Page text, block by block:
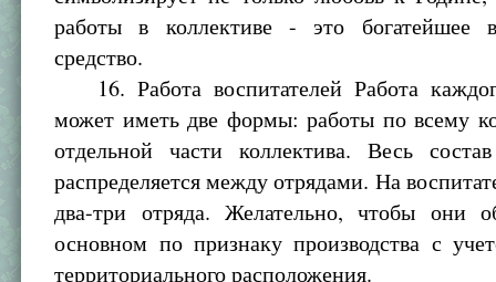
работы в коллективе - это богатейшее
средство.
16. Работа воспитателей Работа
может иметь две формы: работы по всему
отдельной части коллектива. Весь
распределяется между отрядами. На
два-три отряда. Желательно, чтобы они
основном по признаку производства с
территориального расположения.